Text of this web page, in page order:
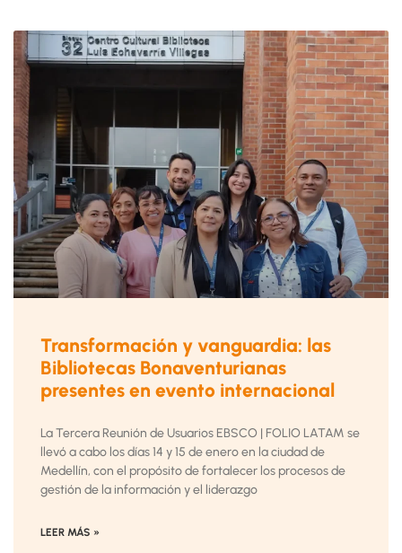
Transformación y vanguardia: las
Bibliotecas Bonaventurianas
presentes en evento internacional
La Tercera Reunión de Usuarios EBSCO | FOLIO LATAM se
llevó a cabo los días 14 y 15 de enero en la ciudad de
Medellín, con el propósito de fortalecer los procesos de
gestión de la información y el liderazgo
LEER MÁS »